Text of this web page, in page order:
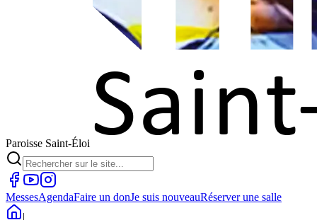
Paroisse Saint-Éloi
MessesAgendaFaire un donJe suis nouveauRéserver une salle
|